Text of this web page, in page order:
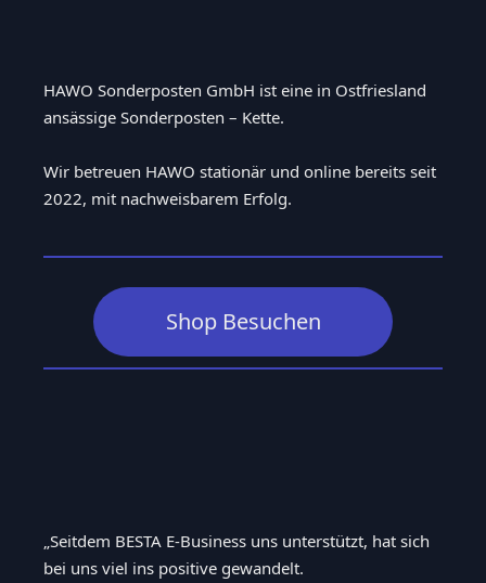
HAWO Sonderposten GmbH ist eine in Ostfriesland
ansässige Sonderposten – Kette.
Wir betreuen HAWO stationär und online bereits seit
2022, mit nachweisbarem Erfolg.
Shop Besuchen
„Seitdem BESTA E-Business uns unterstützt, hat sich
bei uns viel ins positive gewandelt.